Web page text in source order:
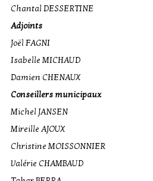
Chantal DESSERTINE
Adjoints
Joël FAGNI
Isabelle MICHAUD
Damien CHENAUX
Conseillers municipaux
Michel JANSEN
Mireille AJOUX
Christine MOISSONNIER
Valérie CHAMBAUD